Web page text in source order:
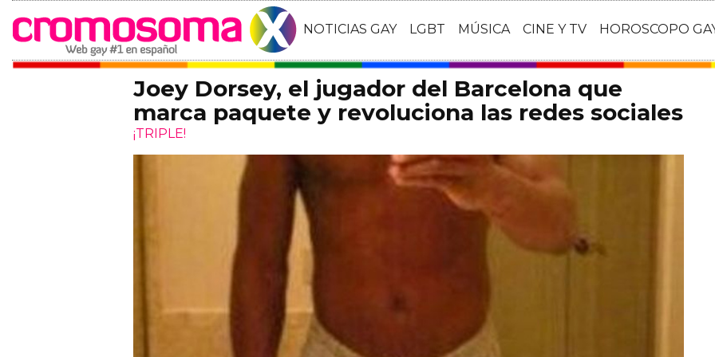
NOTICIAS GAY LGBT MÚSICA CINE Y TV HOROSCOPO
Joey Dorsey, el jugador del Barcelona que
marca paquete y revoluciona las redes sociales
¡TRIPLE!